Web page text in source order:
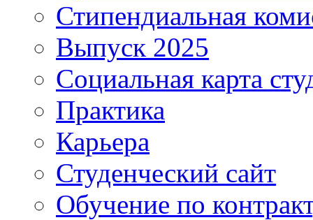
Стипендиальная
Выпуск 2025
Социальная карта
Практика
Карьера
Студенческий сайт
Обучение по